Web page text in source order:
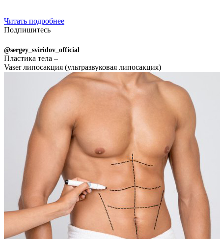
Читать подробнее
Подпишитесь
@sergey_sviridov_official
Пластика тела –
Vaser липосакция (ультразвуковая липосакция)